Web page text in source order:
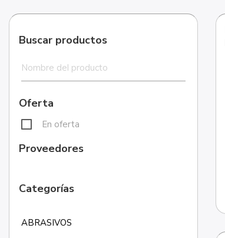
Buscar productos
Oferta
En oferta
Proveedores
Categorías
ABRASIVOS